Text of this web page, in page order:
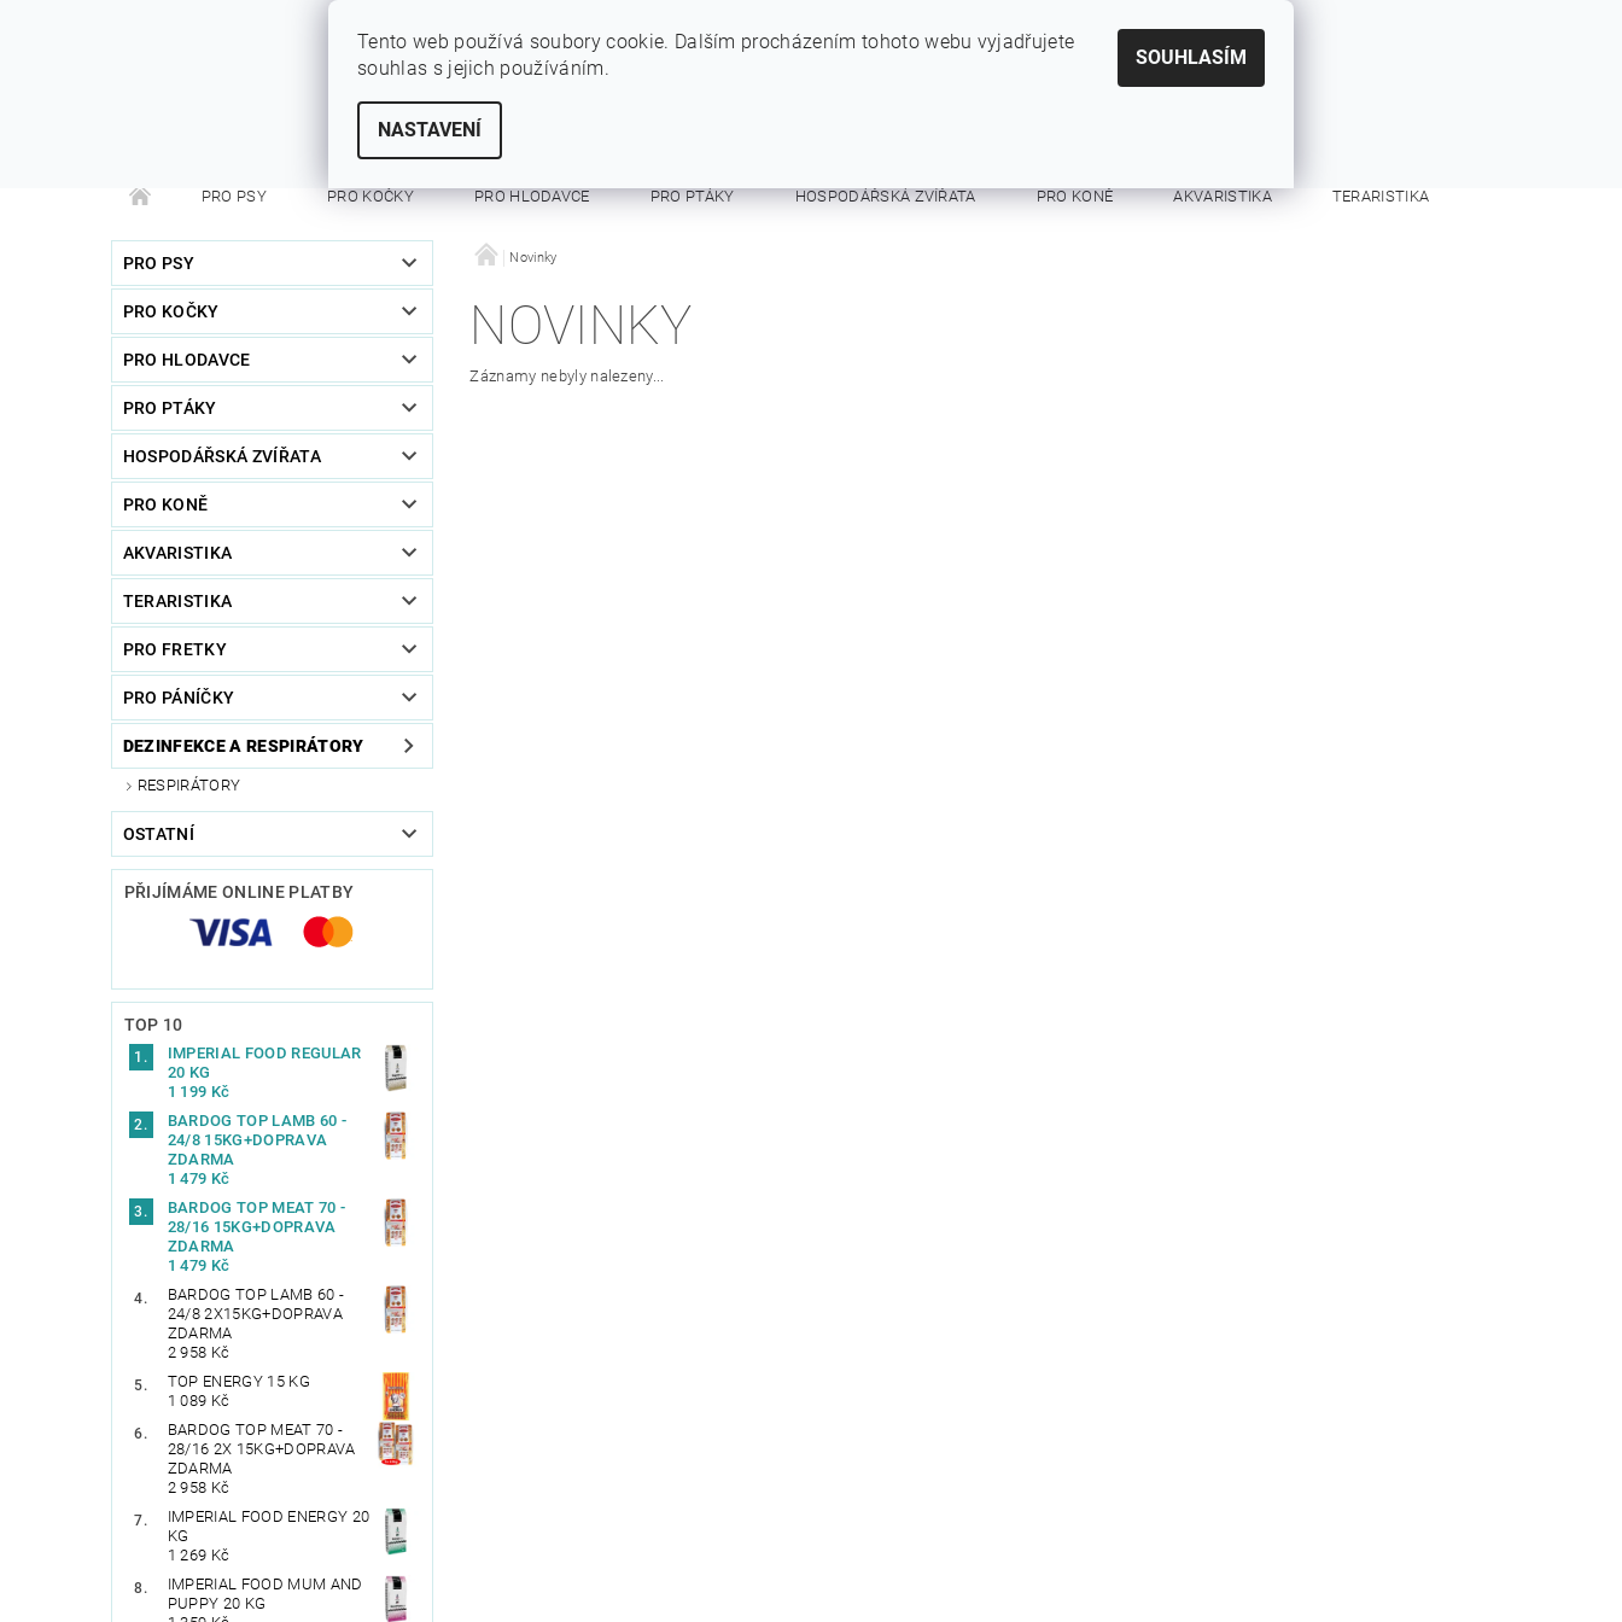
PRO PSY PRO KOČKY PRO HLODAVCE PRO PTÁKY HOSPODÁŘSKÁ ZVÍŘATA PRO KONĚ AKVARISTIKA TERARISTIKA
PRO FRETKY DEZINFEKCE A RESPIRÁTORY
PRO PSY
PRO KOČKY
PRO HLODAVCE
PRO PTÁKY
HOSPODÁŘSKÁ ZVÍŘATA
PRO KONĚ
AKVARISTIKA
TERARISTIKA
PRO FRETKY
PRO PÁNÍČKY
DEZINFEKCE A RESPIRÁTORY
RESPIRÁTORY
OSTATNÍ
PŘIJÍMÁME ONLINE PLATBY
TOP 10
IMPERIAL FOOD REGULAR
20 KG
1 199 Kč
BARDOG TOP LAMB 60 -
24/8 15KG+DOPRAVA
ZDARMA
1 479 Kč
BARDOG TOP MEAT 70 -
28/16 15KG+DOPRAVA
ZDARMA
1 479 Kč
BARDOG TOP LAMB 60 -
24/8 2X15KG+DOPRAVA
ZDARMA
2 958 Kč
TOP ENERGY 15 KG
1 089 Kč
BARDOG TOP MEAT 70 -
28/16 2X 15KG+DOPRAVA
ZDARMA
2 958 Kč
IMPERIAL FOOD ENERGY 20
KG
1 269 Kč
IMPERIAL FOOD MUM AND
PUPPY 20 KG
Novinky
NOVINKY
Záznamy nebyly nalezeny...
Tento web používá soubory cookie. Dalším procházením tohoto webu vyjadřujete
souhlas s jejich používáním.
NASTAVENÍ
SOUHLASÍM